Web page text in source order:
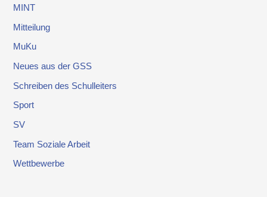
MINT
Mitteilung
MuKu
Neues aus der GSS
Schreiben des Schulleiters
Sport
SV
Team Soziale Arbeit
Wettbewerbe